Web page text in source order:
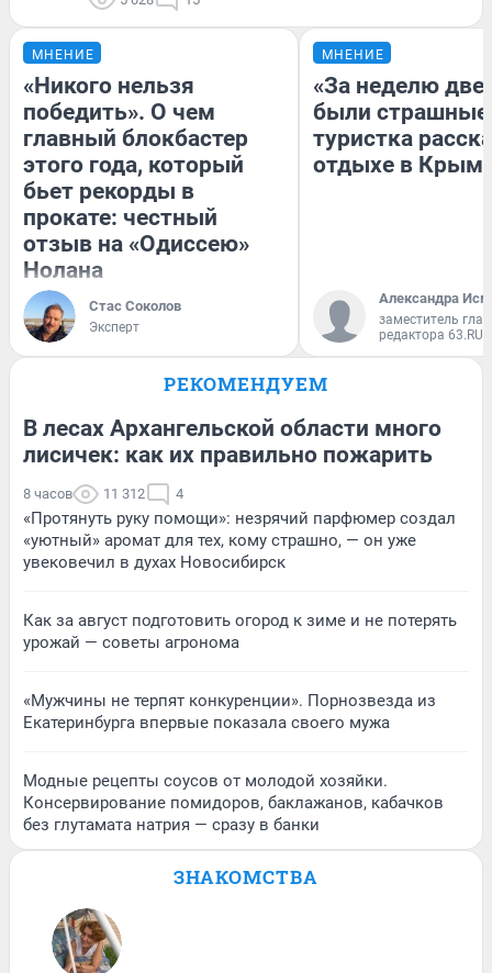
МНЕНИЕ
«Никого нельзя
победить». О чем
главный блокбастер
этого года, который
бьет рекорды в
прокате: честный
отзыв на «Одиссею»
Нолана
Стас Соколов
Эксперт
МНЕНИЕ
«За неделю две
были
туристка
отдыхе в
Александра
заместитель
редактора 63.RU
РЕКОМЕНДУЕМ
В лесах Архангельской области много
лисичек: как их правильно пожарить
8 часов 11 312 4
«Протянуть руку помощи»: незрячий парфюмер создал
«уютный» аромат для тех, кому страшно, — он уже
увековечил в духах Новосибирск
Как за август подготовить огород к зиме и не потерять
урожай — советы агронома
«Мужчины не терпят конкуренции». Порнозвезда из
Екатеринбурга впервые показала своего мужа
Модные рецепты соусов от молодой хозяйки.
Консервирование помидоров, баклажанов, кабачков
без глутамата натрия — сразу в банки
ЗНАКОМСТВА